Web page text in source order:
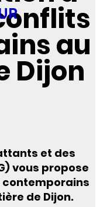
au
Dijon
et des
vous propose
de Dijon.